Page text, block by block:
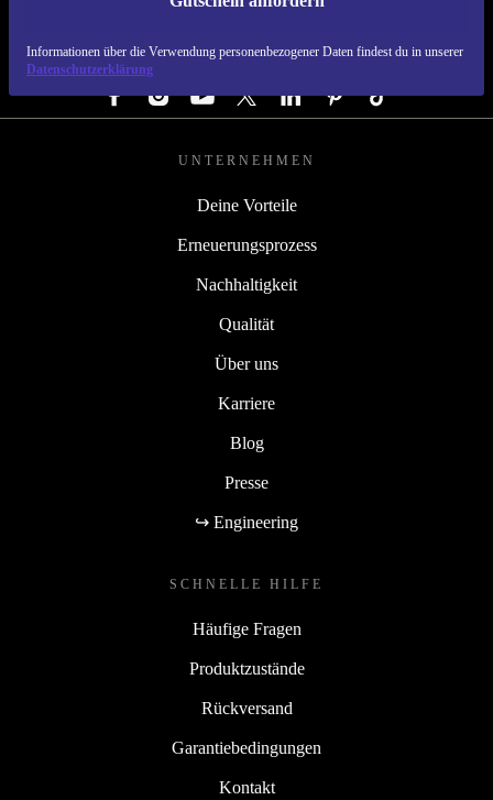
Informationen über die Verwendung personenbezogener Daten findest du in unserer
Datenschutzerklärung
REFURBED DEUTSCHLAND - RETHINK NEW.
FOLGE UNS
UNTERNEHMEN
Deine Vorteile
Erneuerungsprozess
Nachhaltigkeit
Qualität
Über uns
Karriere
Blog
Presse
↪ Engineering
SCHNELLE HILFE
Häufige Fragen
Produktzustände
Rückversand
Garantiebedingungen
Kontakt